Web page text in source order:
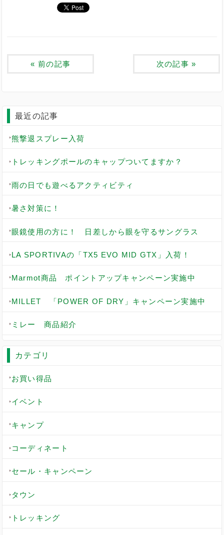
« 前の記事 次の記事 »
最近の記事
熊撃退スプレー入荷
トレッキングポールのキャップついてますか？
雨の日でも遊べるアクティビティ
暑さ対策に！
眼鏡使用の方に！ 日差しから眼を守るサングラス
LA SPORTIVAの「TX5 EVO MID GTX」入荷！
Marmot商品 ポイントアップキャンペーン実施中
MILLET 「POWER OF DRY」キャンペーン実施中
ミレー 商品紹介
カテゴリ
お買い得品
イベント
キャンプ
コーディネート
セール・キャンペーン
タウン
トレッキング